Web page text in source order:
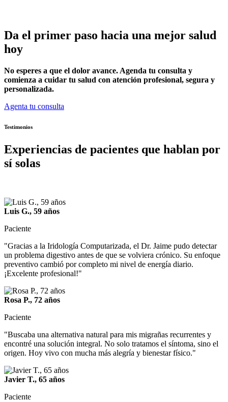
Da el primer paso hacia una mejor salud
hoy
No esperes a que el dolor avance. Agenda tu consulta y
comienza a cuidar tu salud con atención profesional, segura y
personalizada.
Agenta tu consulta
Testimonios
Experiencias de pacientes que hablan por
sí solas
Luis G., 59 años
Paciente
"Gracias a la Iridología Computarizada, el Dr. Jaime pudo detectar
un problema digestivo antes de que se volviera crónico. Su enfoque
preventivo cambió por completo mi nivel de energía diario.
¡Excelente profesional!"
Rosa P., 72 años
Paciente
"Buscaba una alternativa natural para mis migrañas recurrentes y
encontré una solución integral. No solo tratamos el síntoma, sino el
origen. Hoy vivo con mucha más alegría y bienestar físico."
Javier T., 65 años
Paciente